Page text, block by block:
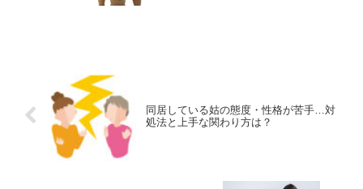
同居している姑の態度・性格が苦手…対
処法と上手な関わり方は？